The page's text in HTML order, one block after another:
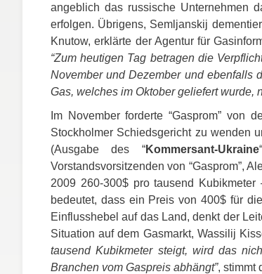
angeblich das russische Unternehmen
erfolgen. Übrigens, Semljanskij
Knutow, erklärte der Agentur für
“Zum heutigen Tag betragen die
November und Dezember und ebenfalls
Gas, welches im Oktober geliefert wurde,
Im November forderte “Gasprom”
Stockholmer Schiedsgericht zu wenden
(Ausgabe des “Kommersant-Ukraine
Vorstandsvorsitzenden von “Gasprom”,
2009 260-300$ pro tausend
bedeutet, dass ein Preis von 400$ für
Einflusshebel auf das Land, denkt der
Situation auf dem Gasmarkt, Wassilij
tausend Kubikmeter steigt, wird das
Branchen vom Gaspreis abhängt”, stimmt